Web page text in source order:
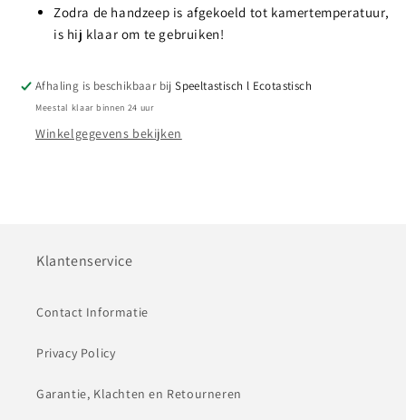
Zodra de handzeep is afgekoeld tot kamertemperatuur,
is hij klaar om te gebruiken!
Afhaling is beschikbaar bijSpeeltastisch l Ecotastisch
Meestal klaar binnen 24 uur
Winkelgegevens bekijken
Klantenservice
Contact Informatie
Privacy Policy
Garantie, Klachten en Retourneren